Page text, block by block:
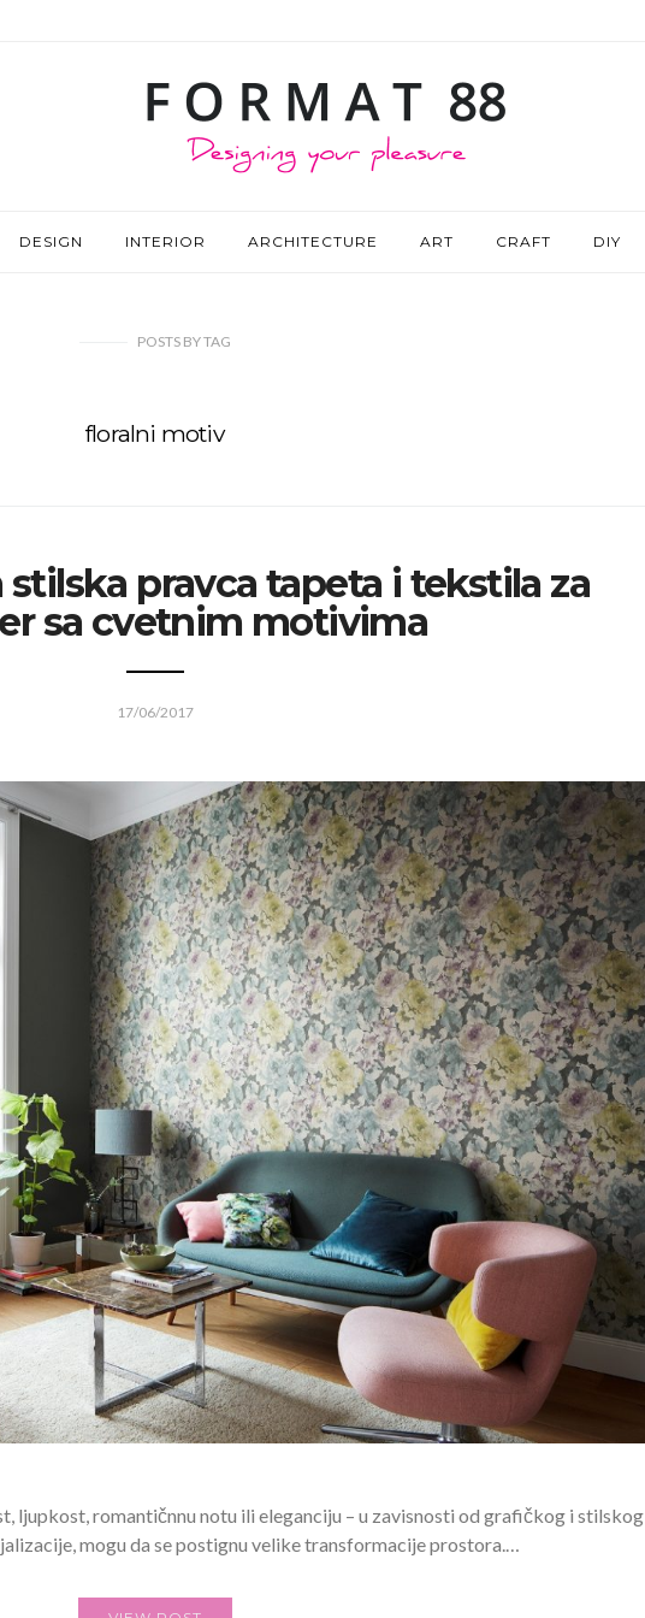
DESIGN INTERIOR ARCHITECTURE ART CRAFT DIY
POSTS BYTAG
floralni motiv
pravca tapeta i tekstila za
sa cvetnim motivima
17/06/2017
ljupkost, romantičnnu notu ili eleganciju – u zavisnosti od grafičkog i stilskog
mogu da se postignu velike transformacije prostora.…